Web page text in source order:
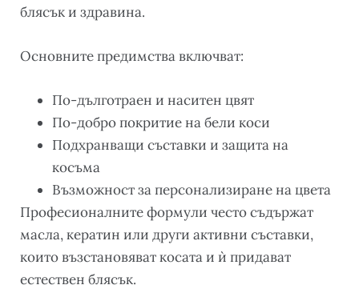
блясък и здравина.
Основните предимства включват:
По-дълготраен и наситен цвят
По-добро покритие на бели коси
Подхранващи съставки и защита на
косъма
Възможност за персонализиране на цвета
Професионалните формули често съдържат
масла, кератин или други активни съставки,
които възстановяват косата и ѝ придават
естествен блясък.